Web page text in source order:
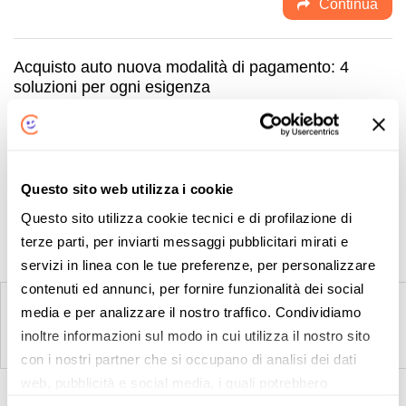
Questo sito web utilizza i cookie
Questo sito utilizza cookie tecnici e di profilazione di
terze parti, per inviarti messaggi pubblicitari mirati e
servizi in linea con le tue preferenze, per personalizzare
contenuti ed annunci, per fornire funzionalità dei social
media e per analizzare il nostro traffico. Condividiamo
inoltre informazioni sul modo in cui utilizza il nostro sito
con i nostri partner che si occupano di analisi dei dati
web, pubblicità e social media, i quali potrebbero
Continua
Acquisto auto nuova modalità di pagamento: 4
soluzioni per ogni esigenza
News Noleggio
esperienze che si potranno fare a bordo del veicolo, ma…
Continua
68